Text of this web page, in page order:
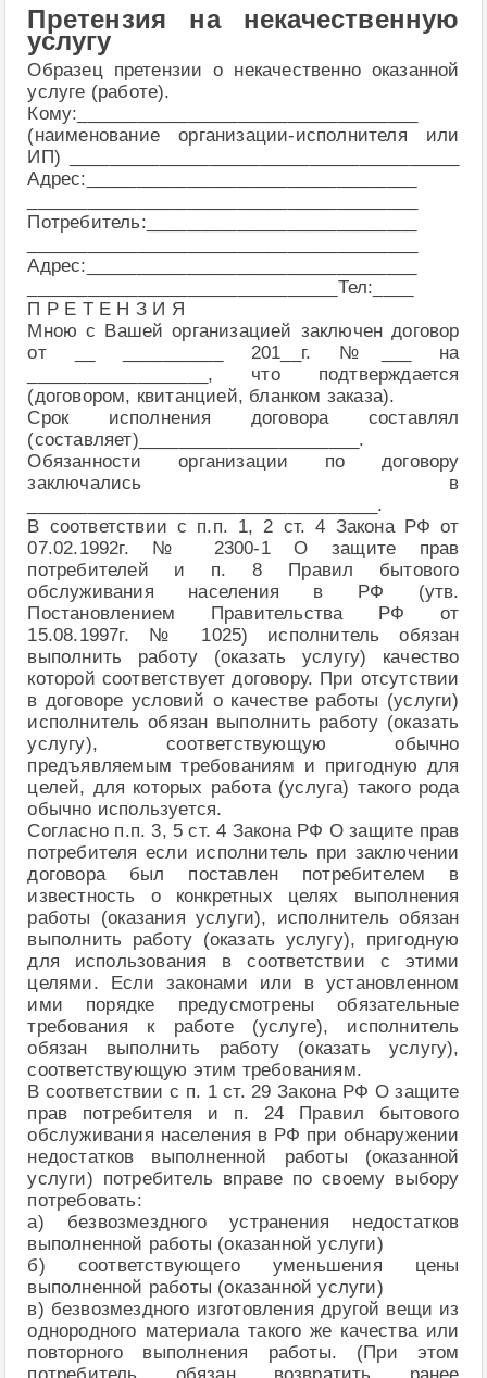
Претензия на некачественную
услугу
Образец претензии о некачественно оказанной
услуге (работе).
Кому:__________________________________
(наименование организации-исполнителя или
ИП) _______________________________________
Адрес:_________________________________
Потребитель:___________________________
Адрес:_________________________________
_______________________________Тел:____
П Р Е Т Е Н З И Я
Мною с Вашей организацией заключен договор
от __ __________ 201__г. №___ на
__________________, что подтверждается
(договором, квитанцией, бланком заказа).
Срок исполнения договора составлял
(составляет)______________________.
Обязанности организации по договору
заключались в
___________________________________.
В соответствии с п.п. 1, 2 ст. 4 Закона РФ от
07.02.1992г. № 2300-1 О защите прав
потребителей и п. 8 Правил бытового
обслуживания населения в РФ (утв.
Постановлением Правительства РФ от
15.08.1997г. № 1025) исполнитель обязан
выполнить работу (оказать услугу) качество
которой соответствует договору. При отсутствии
в договоре условий о качестве работы (услуги)
исполнитель обязан выполнить работу (оказать
услугу), соответствующую обычно
предъявляемым требованиям и пригодную для
целей, для которых работа (услуга) такого рода
обычно используется.
Согласно п.п. 3, 5 ст. 4 Закона РФ О защите прав
потребителя если исполнитель при заключении
договора был поставлен потребителем в
известность о конкретных целях выполнения
работы (оказания услуги), исполнитель обязан
выполнить работу (оказать услугу), пригодную
для использования в соответствии с этими
целями. Если законами или в установленном
ими порядке предусмотрены обязательные
требования к работе (услуге), исполнитель
обязан выполнить работу (оказать услугу),
соответствующую этим требованиям.
В соответствии с п. 1 ст. 29 Закона РФ О защите
прав потребителя и п. 24 Правил бытового
обслуживания населения в РФ при обнаружении
недостатков выполненной работы (оказанной
услуги) потребитель вправе по своему выбору
потребовать:
а) безвозмездного устранения недостатков
выполненной работы (оказанной услуги)
б) соответствующего уменьшения цены
выполненной работы (оказанной услуги)
в) безвозмездного изготовления другой вещи из
однородного материала такого же качества или
повторного выполнения работы. (При этом